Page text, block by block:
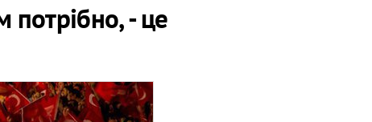
потрібно, - це